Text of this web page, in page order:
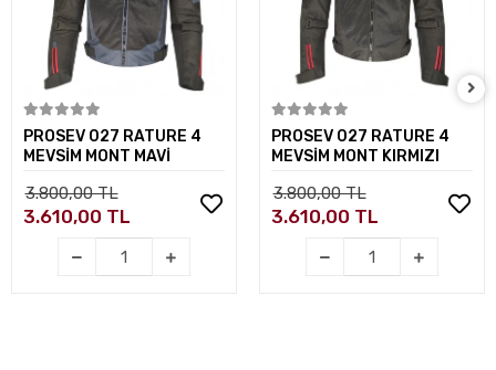
Sepete Ekle
PROSEV 027 RATURE 4
MEVSİM MONT MAVİ
3.800,00 TL
3.610,00 TL
Sepete Ekle
PROSEV 027 RATURE 4
MEVSİM MONT KIRMIZI
3.800,00 TL
3.610,00 TL